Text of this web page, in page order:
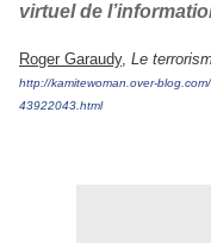
virtuel de
Roger Garaudy, Le
http://kamitewoman.over-
43922043.html